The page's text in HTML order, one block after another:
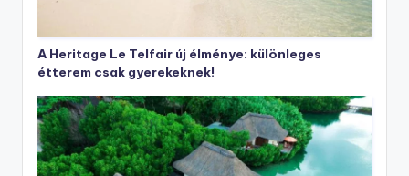
A Heritage Le Telfair új élménye: különleges
étterem csak gyerekeknek!